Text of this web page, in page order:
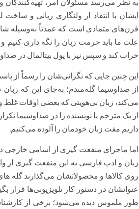
به نظر می‌رسد مسئولان امر،
ایشان با انتقاد از ولنگاری زبانی و
قرن‌های متمادی است که عمدتاً به‌وسیله
علت ما باید حرمت زبان را نگه داری کنیم و
خراب کند و سپس نیز با پول بیت‎المال در صداوسیما و دستگاه‌های دولتی و غیردولتی پخش شود.»
این چنین جایی که نگرانی‌شان را رسماً از
از صداوسیما گله‌مندم؛ به‌جای این که
می‌کند، زبان بی‌هویتی که بعضی اوقات غلط
از یک مترجم یا نویسنده را در صداوسیما
داریم مفت زبان خودمان را آلوده می‌کنیم.
اما ماجرای منفعت گیری از اسامی خارجی
زبان و ادب فارسی به این منفعت گیری از
روی کالاها و محصولاتشان می‌گذارند گله های
عنوانشان در دستور کار تلویزیونی‌ها
طور ملموس دیده می‌شود؛ برخی از